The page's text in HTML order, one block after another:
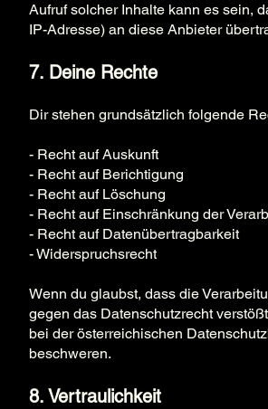
Aufruf solcher Inhalte kann es sein,
IP-Adresse) an diese Anbieter
7. Deine Rechte
Dir stehen grundsätzlich folgende
- Recht auf Auskunft
- Recht auf Berichtigung
- Recht auf Löschung
- Recht auf Einschränkung der
- Recht auf Datenübertragbarkeit
- Widerspruchsrecht
Wenn du glaubst, dass die
gegen das Datenschutzrecht
bei der österreichischen
beschweren.
8. Vertraulichkeit